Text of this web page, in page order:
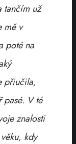
tančím už
mě v
poté na
přiučila,
pasé. V té
znalosti
kdy